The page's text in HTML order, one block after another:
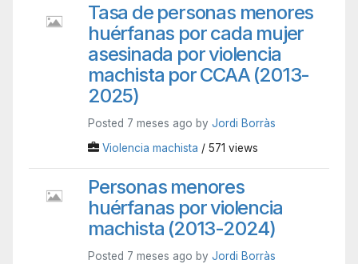
Tasa de personas menores
huérfanas por cada mujer
asesinada por violencia
machista por CCAA (2013-
2025)
Posted 7 meses ago by Jordi Borràs
Violencia machista / 571 views
Personas menores
huérfanas por violencia
machista (2013-2024)
Posted 7 meses ago by Jordi Borràs